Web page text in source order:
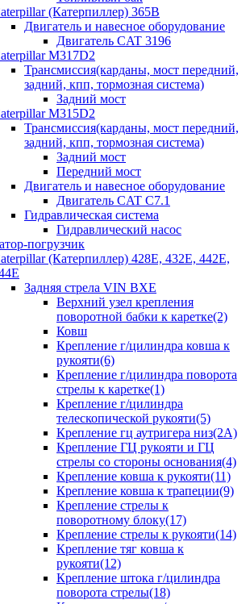
(Катерпиллер) 365B
Двигатель и навесное оборудование
Двигатель CAT 3196
M317D2
Трансмиссия(карданы, мост передний,
задний, кпп, тормозная система)
Задний мост
M315D2
Трансмиссия(карданы, мост передний,
задний, кпп, тормозная система)
Задний мост
Передний мост
Двигатель и навесное оборудование
Двигатель CAT C7.1
Гидравлическая система
Гидравлический насос
погрузчик
(Катерпиллер) 428E, 432E, 442E,
Задняя стрела VIN BXE
Верхний узел крепления
поворотной бабки к каретке(2)
Ковш
Крепление г/цилиндра ковша к
рукояти(6)
Крепление г/цилиндра поворота
стрелы к каретке(1)
Крепление г/цилиндра
телескопической рукояти(5)
Крепление гц аутригера низ(2А)
Крепление ГЦ рукояти и ГЦ
стрелы со стороны основания(4)
Крепление ковша к рукояти(11)
Крепление ковша к трапеции(9)
Крепление стрелы к
поворотному блоку(17)
Крепление стрелы к рукояти(14)
Крепление тяг ковша к
рукояти(12)
Крепление штока г/цилиндра
поворота стрелы(18)